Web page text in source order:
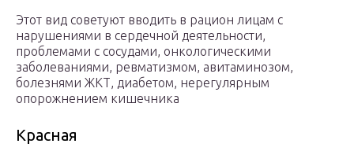
Этот вид советуют вводить в рацион лицам с
нарушениями в сердечной деятельности,
проблемами с сосудами, онкологическими
заболеваниями, ревматизмом, авитаминозом,
болезнями ЖКТ, диабетом, нерегулярным
опорожнением кишечника
Красная